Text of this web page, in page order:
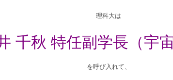
理科大は
千秋 特任副学長（宇
を呼び入れて、